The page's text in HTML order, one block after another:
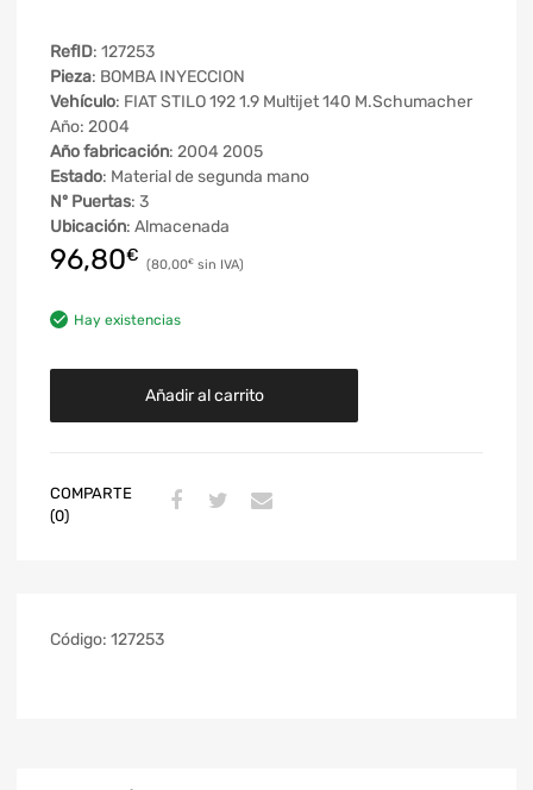
RefID: 127253
Pieza: BOMBA INYECCION
Vehículo: FIAT STILO 192 1.9 Multijet 140 M.Schumacher
Año: 2004
Año fabricación: 2004 2005
Estado: Material de segunda mano
Nº Puertas: 3
Ubicación: Almacenada
96,80€ 80,00€
Hay existencias
Añadir al carrito
COMPARTE
(0)
Código: 127253